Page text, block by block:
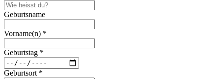
Geburtsname
Vorname(n) *
Geburtstag *
Geburtsort *